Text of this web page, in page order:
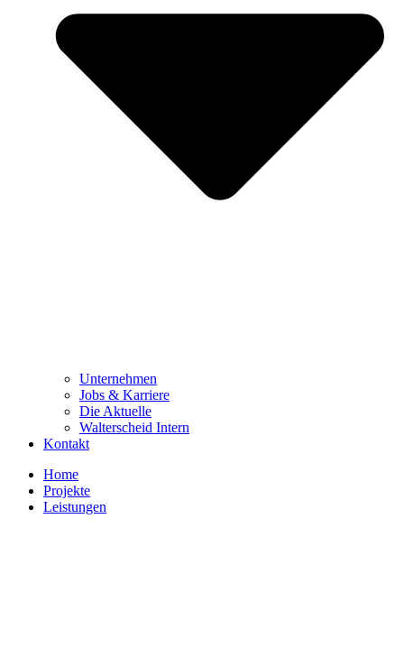
Unternehmen
Jobs & Karriere
Die Aktuelle
Walterscheid Intern
Kontakt
Home
Projekte
Leistungen